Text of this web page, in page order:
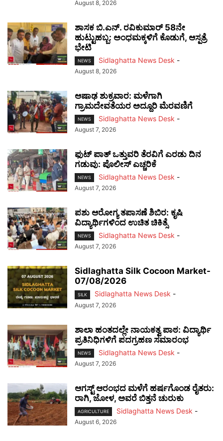
August 8, 2026
ಶಾಸಕ ಬಿ.ಎನ್. ರವಿಕುಮಾರ್ 58ನೇ
ಹುಟ್ಟುಹಬ್ಬ: ಅಂಧಮಕ್ಕಳಿಗೆ ಕೊಡುಗೆ, ಆಸ್ಪತ್ರೆ
ಭೇಟಿ
NEWS Sidlaghatta News Desk -
August 8, 2026
ಆಷಾಢ ಶುಕ್ರವಾರ: ಮಳೆಗಾಗಿ
ಗ್ರಾಮದೇವತೆಯರ ಅದ್ದೂರಿ ಮೆರವಣಿಗೆ
NEWS Sidlaghatta News Desk -
August 7, 2026
ಫುಟ್‌ ಪಾತ್ ಒತ್ತುವರಿ ತೆರವಿಗೆ ಎರಡು ದಿನ
ಗಡುವು: ಪೊಲೀಸ್ ಎಚ್ಚರಿಕೆ
NEWS Sidlaghatta News Desk -
August 7, 2026
ಪಶು ಆರೋಗ್ಯ ತಪಾಸಣೆ ಶಿಬಿರ: ಕೃಷಿ
ವಿದ್ಯಾರ್ಥಿಗಳಿಂದ ಉಚಿತ ಚಿಕಿತ್ಸೆ
NEWS Sidlaghatta News Desk -
August 7, 2026
Sidlaghatta Silk Cocoon Market-
07/08/2026
SILK Sidlaghatta News Desk -
August 7, 2026
ಶಾಲಾ ಹಂತದಲ್ಲೇ ನಾಯಕತ್ವ ಪಾಠ: ವಿದ್ಯಾರ್ಥಿ
ಪ್ರತಿನಿಧಿಗಳಿಗೆ ಪದಗ್ರಹಣ ಸಮಾರಂಭ
NEWS Sidlaghatta News Desk -
August 7, 2026
ಆಗಸ್ಟ್ ಆರಂಭದ ಮಳೆಗೆ ಹರ್ಷಗೊಂಡ ರೈತರು:
ರಾಗಿ, ಜೋಳ, ಅವರೆ ಬಿತ್ತನೆ ಚುರುಕು
AGRICULTURE Sidlaghatta News Desk -
August 6, 2026